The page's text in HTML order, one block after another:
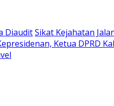
DiauditSikat Kejahatan
Ketua DPRD